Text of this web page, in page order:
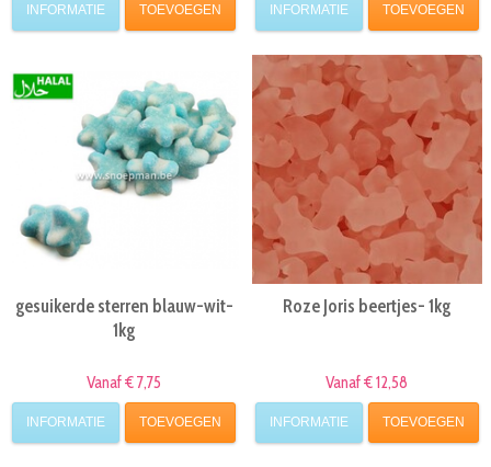
INFORMATIE TOEVOEGEN INFORMATIE TOEVOEGEN
gesuikerde sterren blauw-wit-
1kg
Vanaf € 7,75
INFORMATIE TOEVOEGEN
Roze Joris beertjes- 1kg
Vanaf € 12,58
INFORMATIE TOEVOEGEN